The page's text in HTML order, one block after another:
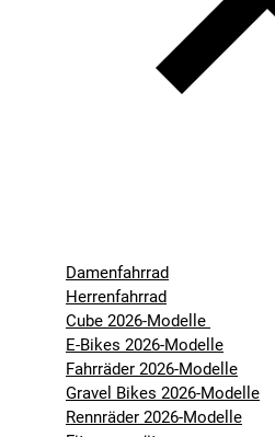
Damenfahrrad
Herrenfahrrad
Cube 2026-Modelle
E-Bikes 2026-Modelle
Fahrräder 2026-Modelle
Gravel Bikes 2026-Modelle
Rennräder 2026-Modelle